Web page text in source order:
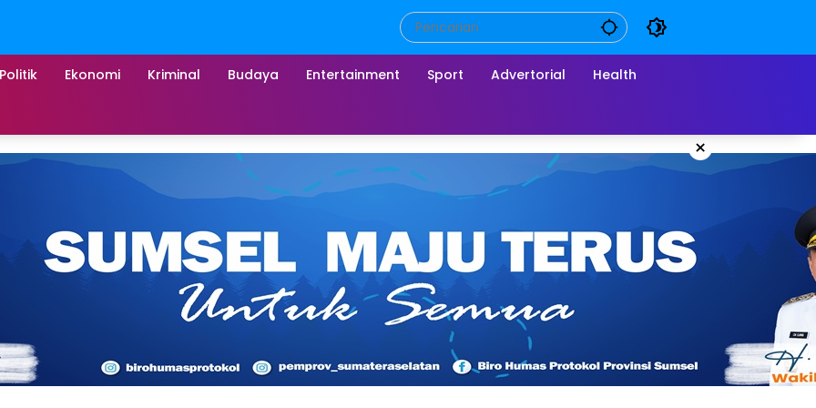
Politik Ekonomi Kriminal Budaya Entertainment Sport Advertorial Health
×